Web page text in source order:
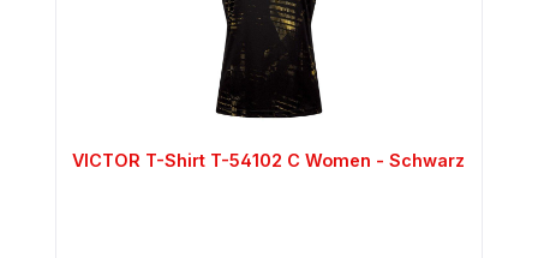
VICTOR T-Shirt T-54102 C Women - Schwarz